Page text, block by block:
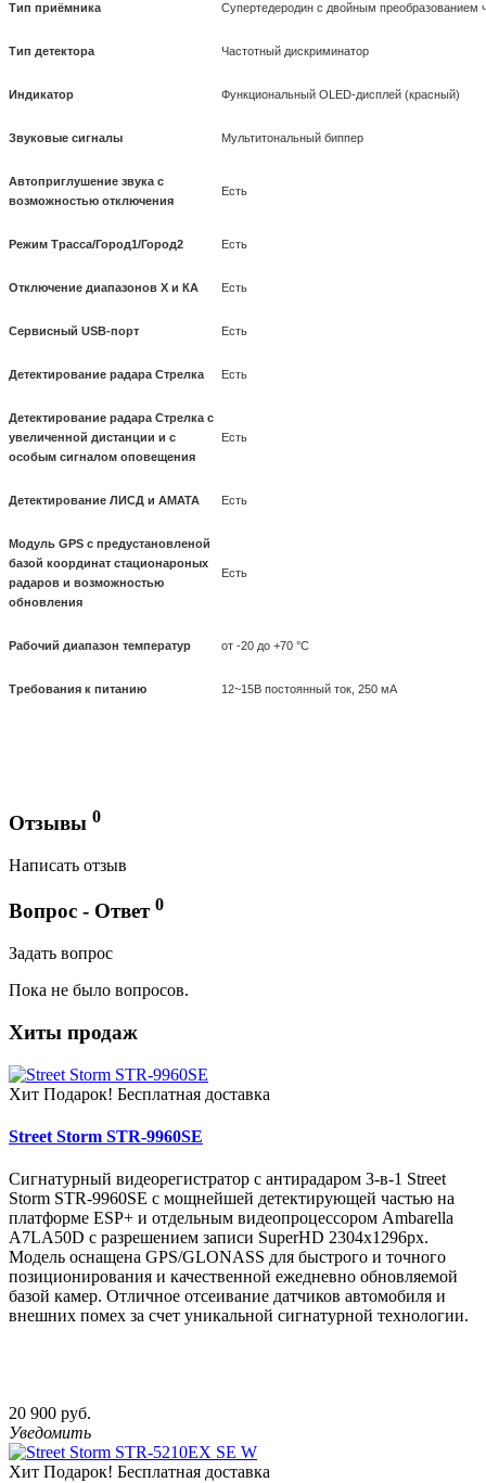
Тип приёмника Супертедеродин с двойным преобразованием
Тип детектора Частотный дискриминатор
Индикатор Функциональный OLED-дисплей (красный)
Звуковые сигналы Мультитональный биппер
Автоприглушение звука с
возможностью отключения
Есть
Режим Трасса/Город1/Город2 Есть
Отключение диапазонов Х и КА Есть
Сервисный USB-порт Есть
Детектирование радара Стрелка Есть
Детектирование радара Стрелка с
увеличенной дистанции и с
особым сигналом оповещения
Есть
Детектирование ЛИСД и АМАТА Есть
Модуль GPS с предустановленой
базой координат стационароных
радаров и возможностью
обновления
Есть
Рабочий диапазон температур от -20 до +70 °С
Требования к питанию 12~15B постоянный ток, 250 мА
Отзывы 0
Написать отзыв
Вопрос - Ответ 0
Задать вопрос
Пока не было вопросов.
Хиты продаж
Хит Подарок! Бесплатная доставка
Street Storm STR-9960SE
Сигнатурный видеорегистратор с антирадаром 3-в-1 Street
Storm STR-9960SE с мощнейшей детектирующей частью на
платформе ESP+ и отдельным видеопроцессором Ambarella
A7LA50D c разрешением записи SuperHD 2304х1296px.
Модель оснащена GPS/GLONASS для быстрого и точного
позиционирования и качественной ежедневно обновляемой
базой камер. Отличное отсеивание датчиков автомобиля и
внешних помех за счет уникальной сигнатурной технологии.
20 900 руб.
Уведомить
Хит Подарок! Бесплатная доставка